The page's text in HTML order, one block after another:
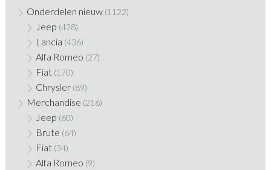
Onderdelen nieuw (1122)
Jeep (428)
Lancia (436)
Alfa Romeo (27)
Fiat (170)
Chrysler (89)
Merchandise (216)
Jeep (60)
Brute (64)
Fiat (34)
Alfa Romeo (9)